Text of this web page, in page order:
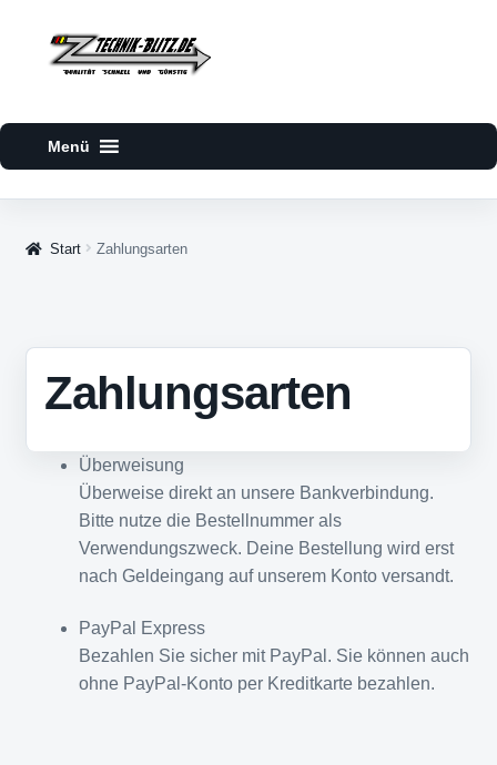
Navigation
springen
Inhalt
springen
Start Zahlungsarten
Zahlungsarten
Überweisung
Überweise direkt an unsere Bankverbindung.
Bitte nutze die Bestellnummer als
Verwendungszweck. Deine Bestellung wird erst
nach Geldeingang auf unserem Konto versandt.
PayPal Express
Bezahlen Sie sicher mit PayPal. Sie können auch
ohne PayPal-Konto per Kreditkarte bezahlen.